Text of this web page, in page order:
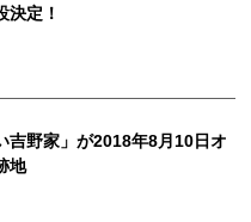
決定！
吉野家」が2018年8月10日オ
地